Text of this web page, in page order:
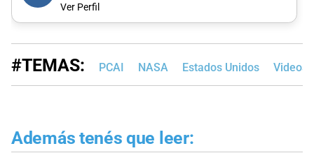
Ver Perfil
#TEMAS: PCAI NASA Estados Unidos Videos
Además tenés que leer: